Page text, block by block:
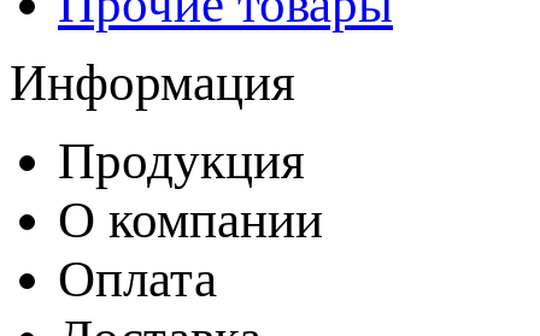
Информация
Продукция
О компании
Оплата